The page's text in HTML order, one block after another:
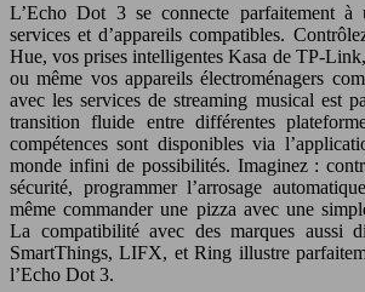
L’Echo Dot 3 se connecte parfaitement à
services et d’appareils compatibles.
Hue, vos prises intelligentes Kasa de TP-
ou même vos appareils électroménagers
avec les services de streaming musical est
transition fluide entre différentes
compétences sont disponibles via
monde infini de possibilités. Imaginez :
sécurité, programmer l’arrosage
même commander une pizza avec une
La compatibilité avec des marques aussi
SmartThings, LIFX, et Ring illustre
l’Echo Dot 3.